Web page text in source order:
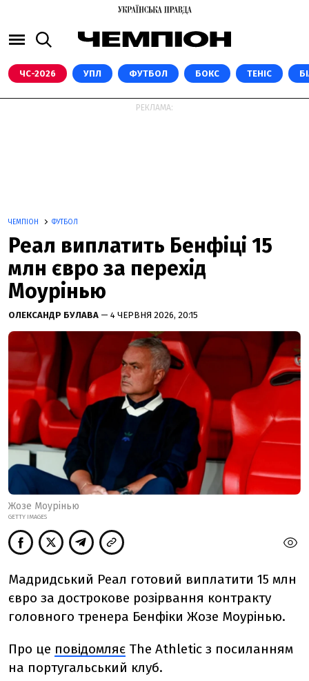
ЧС-2026 УПЛ ФУТБОЛ БОКС ТЕНІС
РЕКЛАМА:
ЧЕМПІОН ФУТБОЛ
Реал виплатить Бенфіці 15
млн євро за перехід
Моурінью
ОЛЕКСАНДР БУЛАВА — 4 ЧЕРВНЯ 2026, 20:15
Жозе Моурінью
GETTY IMAGES
Мадридський Реал готовий виплатити 15 млн
євро за дострокове розірвання контракту
головного тренера Бенфіки Жозе Моурінью.
Про це повідомляє The Athletic з посиланням
на португальський клуб.